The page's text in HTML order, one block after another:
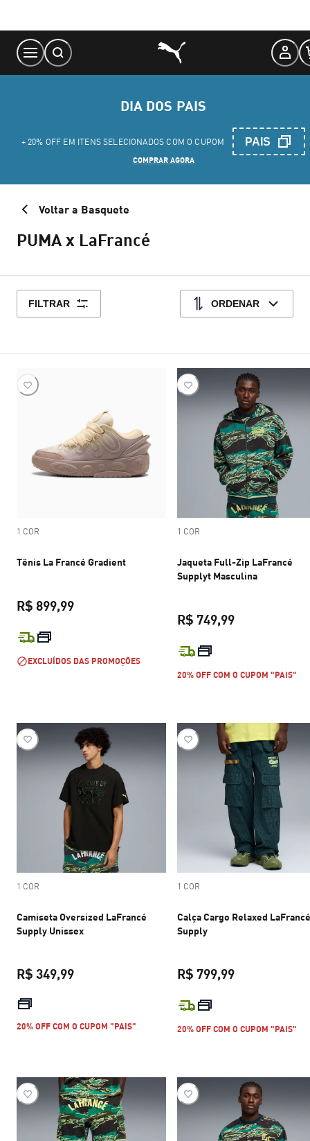
Content
DIA DOS PAIS
+ 20% OFF EM ITENS SELECIONADOS COM O CUPOM PAIS
COMPRAR AGORA
Voltar a Basquete
PUMA x LaFrancé
FILTRAR ORDENAR
1 COR
Tênis La Francé Gradient
R$ 899,99
EXCLUÍDOS DAS PROMOÇÕES
1 COR
Jaqueta Full-Zip LaFrancé
Supplyt Masculina
R$ 749,99
20% OFF COM O CUPOM "PAIS"
1 COR
Camiseta Oversized LaFrancé
Supply Unissex
R$ 349,99
preço atual R$ 349,99
20% OFF COM O CUPOM "PAIS"
1 COR
Calça Cargo Relaxed LaFrancé
Supply
R$ 799,99
20% OFF COM O CUPOM "PAIS"